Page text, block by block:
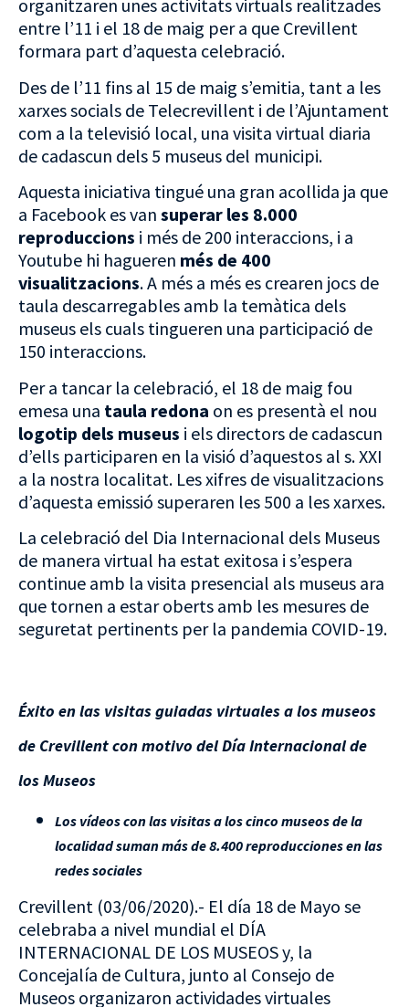
organitzaren unes activitats virtuals realitzades
entre l’11 i el 18 de maig per a que Crevillent
formara part d’aquesta celebració.
Des de l’11 fins al 15 de maig s’emitia, tant a les
xarxes socials de Telecrevillent i de l’Ajuntament
com a la televisió local, una visita virtual diaria
de cadascun dels 5 museus del municipi.
Aquesta iniciativa tingué una gran acollida ja que
a Facebook es van superar les 8.000
reproduccions i més de 200 interaccions, i a
Youtube hi hagueren més de 400
visualitzacions. A més a més es crearen jocs de
taula descarregables amb la temàtica dels
museus els cuals tingueren una participació de
150 interaccions.
Per a tancar la celebració, el 18 de maig fou
emesa una taula redona on es presentà el nou
logotip dels museus i els directors de cadascun
d’ells participaren en la visió d’aquestos al s. XXI
a la nostra localitat. Les xifres de visualitzacions
d’aquesta emissió superaren les 500 a les xarxes.
La celebració del Dia Internacional dels Museus
de manera virtual ha estat exitosa i s’espera
continue amb la visita presencial als museus ara
que tornen a estar oberts amb les mesures de
seguretat pertinents per la pandemia COVID-19.
Éxito en las visitas guiadas virtuales a los museos
de Crevillent con motivo del Día Internacional de
los Museos
Los vídeos con las visitas a los cinco museos de la
localidad suman más de 8.400 reproducciones en las
redes sociales
Crevillent (03/06/2020).- El día 18 de Mayo se
celebraba a nivel mundial el DÍA
INTERNACIONAL DE LOS MUSEOS y, la
Concejalía de Cultura, junto al Consejo de
Museos organizaron actividades virtuales